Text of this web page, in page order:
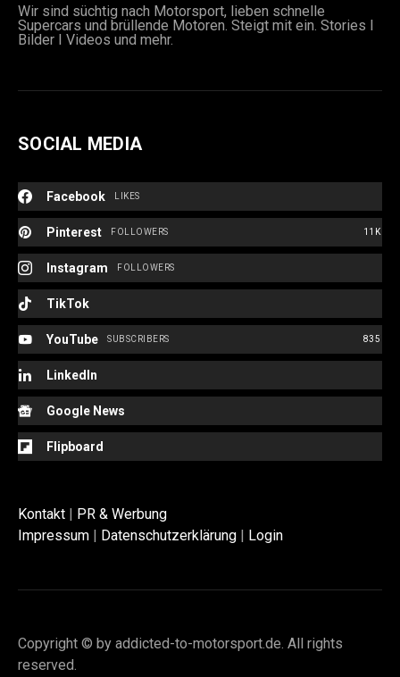
Wir sind süchtig nach Motorsport, lieben schnelle
Supercars und brüllende Motoren. Steigt mit ein. Stories I
Bilder I Videos und mehr.
SOCIAL MEDIA
Facebook LIKES
Pinterest 11K
FOLLOWERS
Instagram FOLLOWERS
TikTok
YouTube 835
SUBSCRIBERS
LinkedIn
Google News
Flipboard
Kontakt
PR & Werbung
Impressum
Datenschutzerklärung Login
Copyright © by addicted-to-motorsport.de. All rights
reserved.